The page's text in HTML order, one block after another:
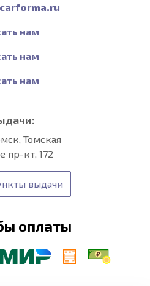
нам
нам
нам
Томская
пр-кт, 172
выдачи
оплаты